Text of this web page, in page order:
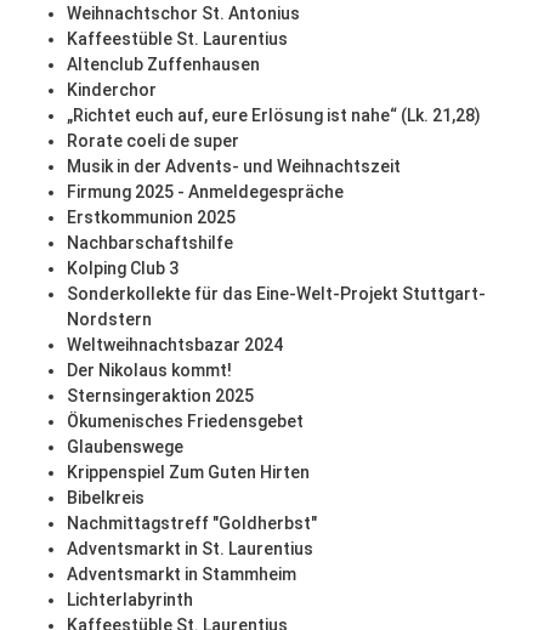
Weihnachtschor St. Antonius
Kaffeestüble St. Laurentius
Altenclub Zuffenhausen
Kinderchor
„Richtet euch auf, eure Erlösung ist nahe“ (Lk. 21,28)
Rorate coeli de super
Musik in der Advents- und Weihnachtszeit
Firmung 2025 - Anmeldegespräche
Erstkommunion 2025
Nachbarschaftshilfe
Kolping Club 3
Sonderkollekte für das Eine-Welt-Projekt Stuttgart-
Nordstern
Weltweihnachtsbazar 2024
Der Nikolaus kommt!
Sternsingeraktion 2025
Ökumenisches Friedensgebet
Glaubenswege
Krippenspiel Zum Guten Hirten
Bibelkreis
Nachmittagstreff "Goldherbst"
Adventsmarkt in St. Laurentius
Adventsmarkt in Stammheim
Lichterlabyrinth
Kaffeestüble St. Laurentius